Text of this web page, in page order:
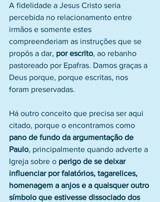
A fidelidade a Jesus Cristo seria
percebida no relacionamento entre
irmãos e somente estes
compreenderiam as instruções que se
propôs a dar, por escrito, ao rebanho
pastoreado por Epafras. Damos graças a
Deus porque, porque escritas, nos
foram preservadas.
Há outro conceito que precisa ser aqui
citado, porque o encontramos como
pano de fundo da argumentação de
Paulo, principalmente quando adverte a
Igreja sobre o perigo de se deixar
influenciar por falatórios, tagarelices,
homenagem a anjos e a quaisquer outro
símbolo que estivesse dissociado dos